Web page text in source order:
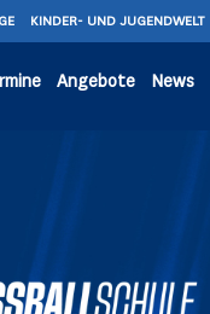
KINDER- UND JUGENDWELT
Angebote News